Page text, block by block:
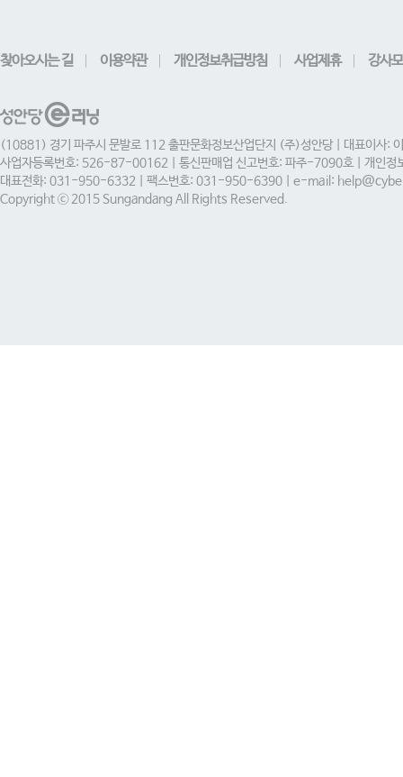
찾아오시는 길 이용약관 개인정보취급방침 사업제휴 강사
(10881) 경기 파주시 문발로 112 출판문화정보산업단지 (주)성안당 | 대표이사:
사업자등록번호: 526-87-00162 | 통신판매업 신고번호: 파주-7090호 | 개인정
대표전화: 031-950-6332 | 팩스번호: 031-950-6390 | e-mail:
Copyright ⓒ 2015 Sungandang All Rights Reserved.